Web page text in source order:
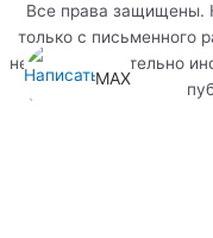
MAX
Все права защищены.
только с письменного
несет исключительно
MAX